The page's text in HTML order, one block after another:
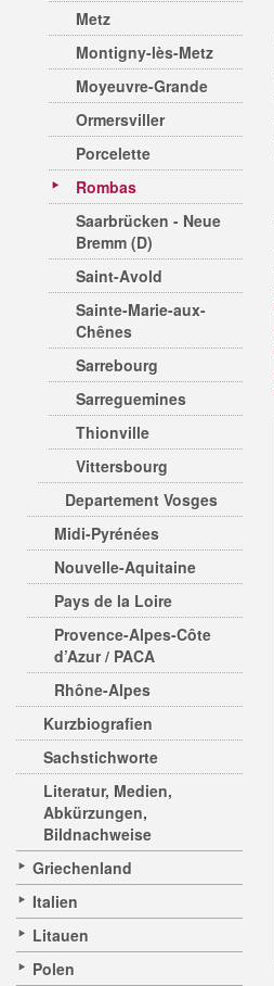
Metz
Montigny-lès-Metz
Moyeuvre-Grande
Ormersviller
Porcelette
Rombas
Saarbrücken - Neue
Bremm (D)
Saint-Avold
Sainte-Marie-aux-
Chênes
Sarrebourg
Sarreguemines
Thionville
Vittersbourg
Departement Vosges
Midi-Pyrénées
Nouvelle-Aquitaine
Pays de la Loire
Provence-Alpes-Côte
d’Azur / PACA
Rhône-Alpes
Kurzbiografien
Sachstichworte
Literatur, Medien,
Abkürzungen,
Bildnachweise
Griechenland
Italien
Litauen
Polen